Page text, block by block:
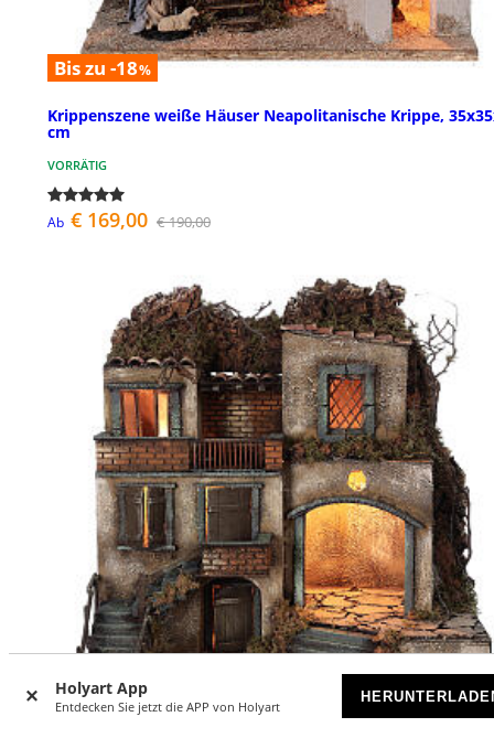
Holyart App
Entdecken Sie jetzt die APP von Holyart
Bis zu -18%
Krippenszene weiße Häuser Neapolitanische Krippe,
cm
VORRÄTIG
Ab € 169,00 € 190,00